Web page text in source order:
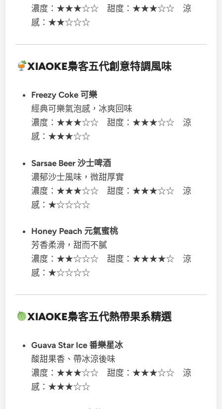
濃度：★★★☆☆ 甜度：★★★☆☆ 涼
感：★★☆☆☆
XIAOKE梟客五代創意特調風味
Freezy Coke 可樂
經典可樂氣泡感，冰爽回味
濃度：★★★☆☆ 甜度：★★★☆☆ 涼
感：★★★☆☆
Sarsae Beer 沙士啤酒
濃郁沙士風味，微甜厚實
濃度：★★★☆☆ 甜度：★★★☆☆ 涼
感：★☆☆☆☆
Honey Peach 元氣蜜桃
芳香柔滑，甜而不膩
濃度：★★☆☆☆ 甜度：★★★★☆ 涼
感：★☆☆☆☆
XIAOKE梟客五代熱帶果系精選
Guava Star Ice 番樂星冰
酸甜果香、帶冰涼後味
濃度：★★★☆☆ 甜度：★★★☆☆ 涼
感：★★★☆☆